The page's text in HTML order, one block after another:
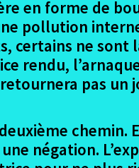
en forme de
pollution
ne sont
rendu,
pas
chemin.
négation.